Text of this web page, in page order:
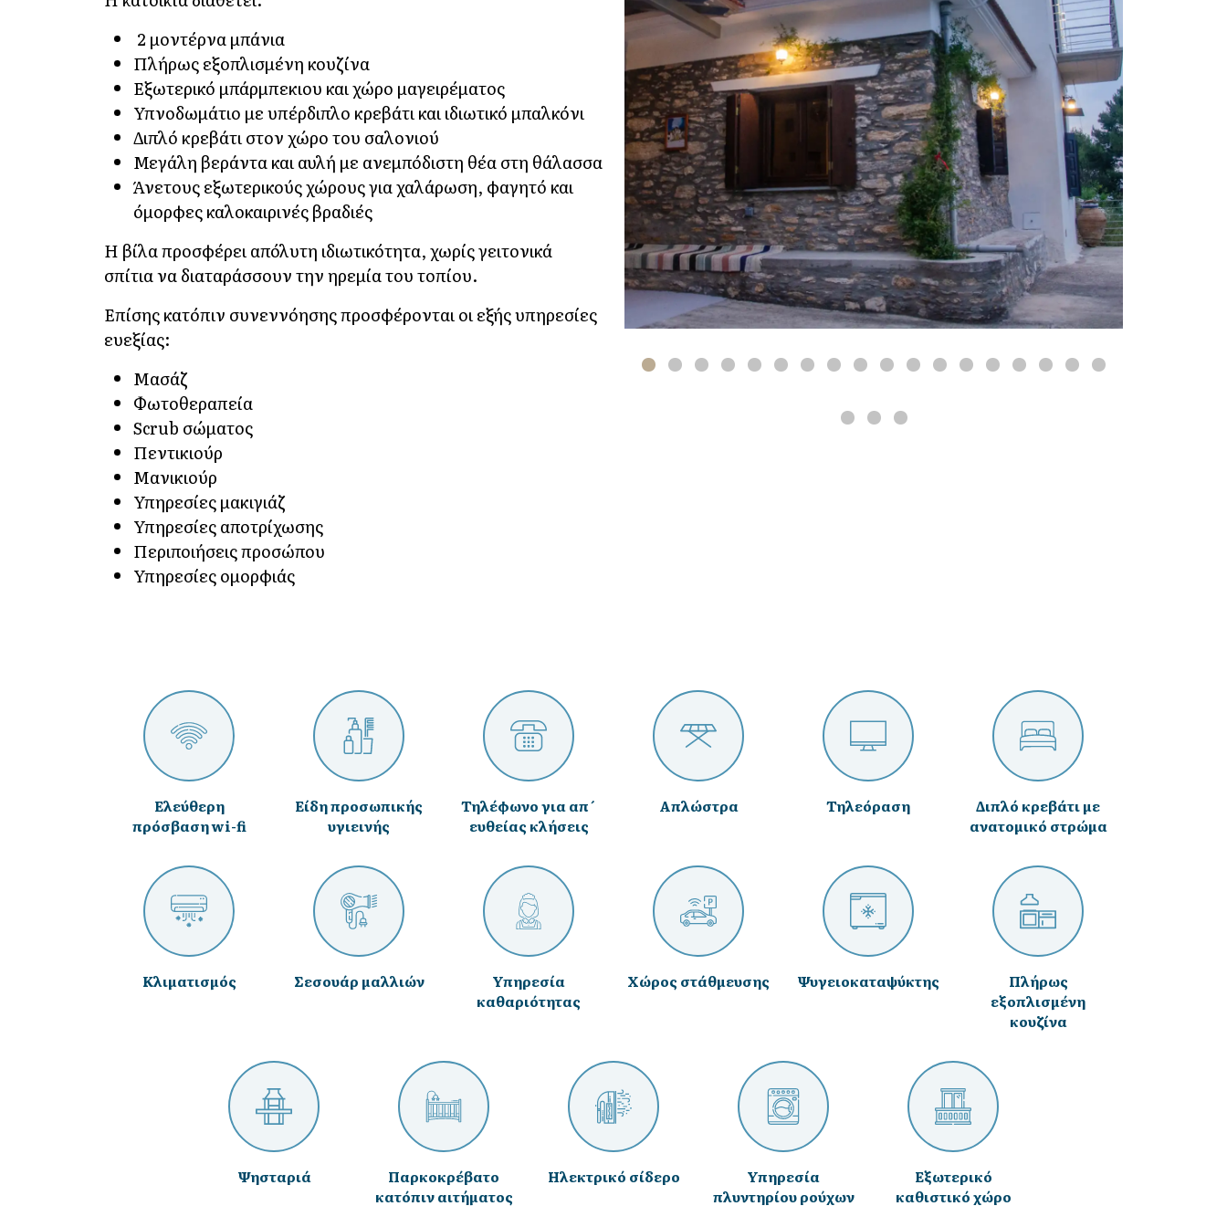
2 μοντέρνα μπάνια
Πλήρως εξοπλισμένη κουζίνα
Εξωτερικό μπάρμπεκιου και χώρο μαγειρέματος
Υπνοδωμάτιο με υπέρδιπλο κρεβάτι και ιδιωτικό μπαλκόνι
Διπλό κρεβάτι στον χώρο του σαλονιού
Μεγάλη βεράντα και αυλή με ανεμπόδιστη θέα στη θάλασσα
Άνετους εξωτερικούς χώρους για χαλάρωση, φαγητό και
όμορφες καλοκαιρινές βραδιές
Η βίλα προσφέρει απόλυτη ιδιωτικότητα, χωρίς γειτονικά
σπίτια να διαταράσσουν την ηρεμία του τοπίου.
Επίσης κατόπιν συνεννόησης προσφέρονται οι εξής υπηρεσίες
ευεξίας:
Μασάζ
Φωτοθεραπεία
Scrub σώματος
Πεντικιούρ
Μανικιούρ
Υπηρεσίες μακιγιάζ
Υπηρεσίες αποτρίχωσης
Περιποιήσεις προσώπου
Υπηρεσίες ομορφιάς
Ελεύθερη
πρόσβαση wi-fi
Είδη προσωπικής
υγιεινής
Τηλέφωνο για απ´
ευθείας κλήσεις
Απλώστρα Τηλεόραση
Διπλό κρεβάτι με
ανατομικό στρώμα
Κλιματισμός Σεσουάρ μαλλιών
Υπηρεσία
καθαριότητας
Χώρος στάθμευσης Ψυγειοκαταψύκτης
Πλήρως
εξοπλισμένη
κουζίνα
Ψησταριά
Παρκοκρέβατο
κατόπιν αιτήματος
Ηλεκτρικό σίδερο
Υπηρεσία
πλυντηρίου ρούχων
Εξωτερικό
καθιστικό χώρο